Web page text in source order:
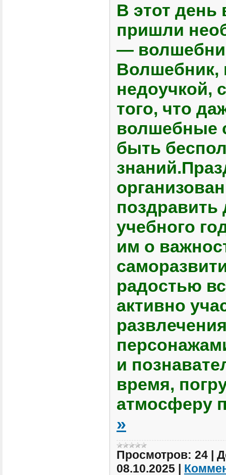
В этот день
пришли
—
Волшебник,
недоучкой,
того, что
волшебные
быть
поздравить
учебного
им о
радостью
активно
и
время,
атмосферу
»
Просмотров: 24 |
08.10.2025 |